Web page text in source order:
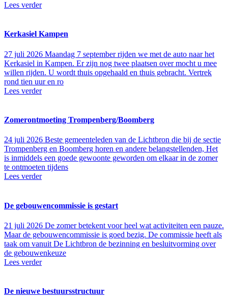
Lees verder
Kerkasiel Kampen
27 juli 2026 Maandag 7 september rijden we met de auto naar het
Kerkasiel in Kampen. Er zijn nog twee plaatsen over mocht u mee
willen rijden. U wordt thuis opgehaald en thuis gebracht. Vertrek
rond tien uur en ro
Lees verder
Zomerontmoeting Trompenberg/Boomberg
24 juli 2026 Beste gemeenteleden van de Lichtbron die bij de sectie
Trompenberg en Boomberg horen en andere belangstellenden, Het
is inmiddels een goede gewoonte geworden om elkaar in de zomer
te ontmoeten tijdens
Lees verder
De gebouwencommissie is gestart
21 juli 2026 De zomer betekent voor heel wat activiteiten een pauze.
Maar de gebouwencommissie is goed bezig. De commissie heeft als
taak om vanuit De Lichtbron de bezinning en besluitvorming over
de gebouwenkeuze
Lees verder
De nieuwe bestuursstructuur